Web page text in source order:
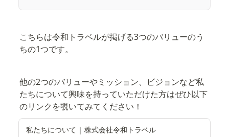
こちらは令和トラベルが掲げる3つのバリューのう
ちの1つです。
他の2つのバリューやミッション、ビジョンなど私
たちについて興味を持っていただけた方はぜひ以下
のリンクを覗いてみてください！
私たちについて | 株式会社令和トラベル